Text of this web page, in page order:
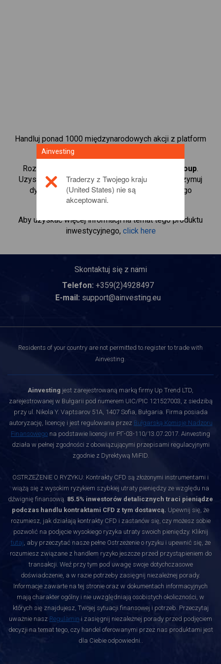
Handluj ponad 1000 międzynarodowych akcji z platform
handlową CFD od Ainvesting.
Rozpocznij handel kontraktami CFD w
MTN Group.
Uzyskaj notowania w czasie rzeczywistym i otrzymuj
dywidendy tak, jak w przypadku rzeczywistego
posiadania akcji.
Aby uzyskać więcej informacji na temat tego produktu
inwestycyjnego, click here
Skontaktuj się z nami
Telefon: +359(2)4928497
E-mail: support@ainvesting.eu
Residents of your country are not permitted to register to trade with
Ainvesting.
Ainvesting jest zarejestrowaną marką firmy Up Trend LTD,
zarejestrowanej w Bułgarii pod numerem UIC/PIC 121527003, z siedzibą
przy ul. Nikola Y. Vaptsarov 51A, 1407 Sofia, Bułgaria. Firma posiada
autoryzację, licencję i jest regulowana przez Bułgarską Komisję Nadzoru
Finansowego na podstawie licencji nr РГ-03-110/13.07.2017. Ainvesting
działa w pełnej zgodności z obowiązującymi przepisami regulacyjnymi
zgodnie z Dyrektywą MiFID.
OSTRZEŻENIE O RYZYKU: Kontrakty CFD są złożonymi instrumentami i
wiążą się z wysokim ryzykiem szybkiej utraty pieniędzy ze względu na
dźwignię finansową. 85.5% inwestorów detalicznych traci pieniądze
podczas handlu kontraktami CFD z tym dostawcą. Upewnij się, że
rozumiesz, jak działają kontrakty CFD i zastanów się, czy możesz sobie
pozwolić na podjęcie wysokiego ryzyka utraty swoich pieniędzy. Kliknij
tutaj, aby przeczytać nasze pełne Ostrzeżenie o ryzyku i upewnić się, że
rozumiesz związane z handlem ryzyko jeszcze przed przystąpieniem do
transakcji. Weź przy tym pod uwagę swoje dotychczasowe
doświadczenie, a w razie potrzeby zasięgnij niezależnej porady.
Informacje zawarte na tej stronie oraz w dokumentach informacyjnych
mają charakter ogólny i nie uwzględniają osobistych okoliczności, w
których się znajdujesz, Twojej sytuacji finansowej i potrzeb. Przeczytaj
uważnie nasz Regulamin i zasięgnij niezależnej porady przed podjęciem
decyzji na temat tego, czy handel oferowanymi przez nas produktami jest
dla Ciebie odpowiedni..
Ainvesting
Traderzy z Twojego kraju
(United States) nie są
akceptowani.